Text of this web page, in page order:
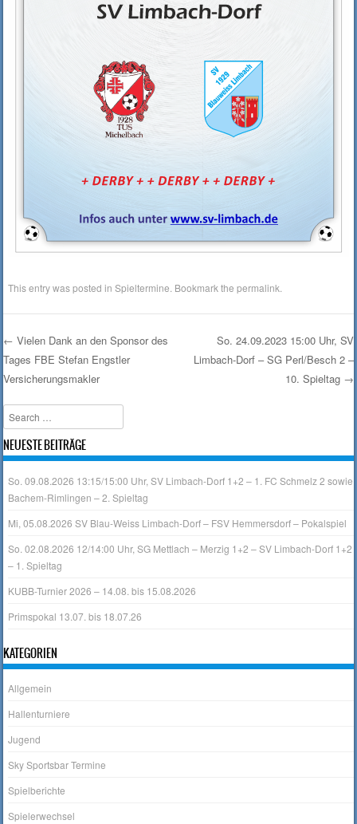
This entry was posted inSpieltermine. Bookmark thepermalink.
Post navigation
← Vielen Dank an den Sponsor des
Tages FBE Stefan Engstler
Versicherungsmakler
So. 24.09.2023 15:00 Uhr, SV
Limbach-Dorf – SG Perl/Besch 2 –
10. Spieltag →
Search
NEUESTE BEITRÄGE
So. 09.08.2026 13:15/15:00 Uhr, SV Limbach-Dorf 1+2 – 1. FC Schmelz 2 sowie
Bachem-Rimlingen – 2. Spieltag
Mi, 05.08.2026 SV Blau-Weiss Limbach-Dorf – FSV Hemmersdorf – Pokalspiel
So. 02.08.2026 12/14:00 Uhr, SG Mettlach – Merzig 1+2 – SV Limbach-Dorf 1+2
– 1. Spieltag
KUBB-Turnier 2026 – 14.08. bis 15.08.2026
Primspokal 13.07. bis 18.07.26
KATEGORIEN
Allgemein
Hallenturniere
Jugend
Sky Sportsbar Termine
Spielberichte
Spielerwechsel